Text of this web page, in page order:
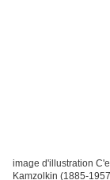
image d'illustration
Kamzolkin (1885-